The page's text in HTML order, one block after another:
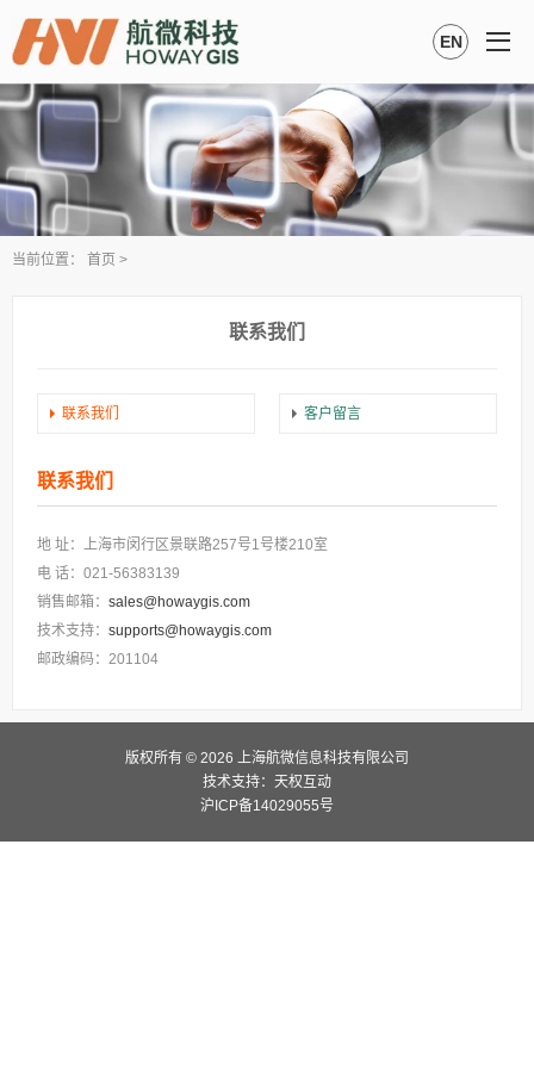
EN
当前位置： 首页 >
联系我们
联系我们 客户留言
联系我们
地 址：上海市闵行区景联路257号1号楼210室
电 话：021-56383139
销售邮箱： sales@howaygis.com
技术支持： supports@howaygis.com
邮政编码：201104
版权所有 © 2026 上海航微信息科技有限公司
技术支持：天权互动
沪ICP备14029055号